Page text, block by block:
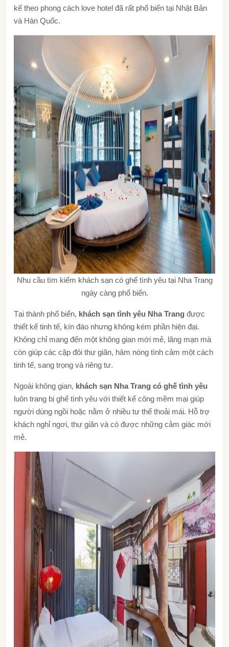
kế theo phong cách love hotel đã rất phổ biến tại Nhật Bản
và Hàn Quốc.
Nhu cầu tìm kiếm khách sạn có ghế tình yêu tại Nha Trang
ngày càng phổ biến.
Tại thành phố biển, khách sạn tình yêu Nha Trang được
thiết kế tinh tế, kín đáo nhưng không kém phần hiện đại.
Không chỉ mang đến một không gian mới mẻ, lãng mạn mà
còn giúp các cặp đôi thư giãn, hâm nóng tình cảm một cách
tinh tế, sang trọng và riêng tư.
Ngoài không gian, khách sạn Nha Trang có ghế tình yêu
luôn trang bị ghế tình yêu với thiết kế công mềm mại giúp
người dùng ngồi hoặc nằm ở nhiều tư thế thoải mái. Hỗ trợ
khách nghỉ ngơi, thư giãn và có được những cảm giác mới
mẻ.